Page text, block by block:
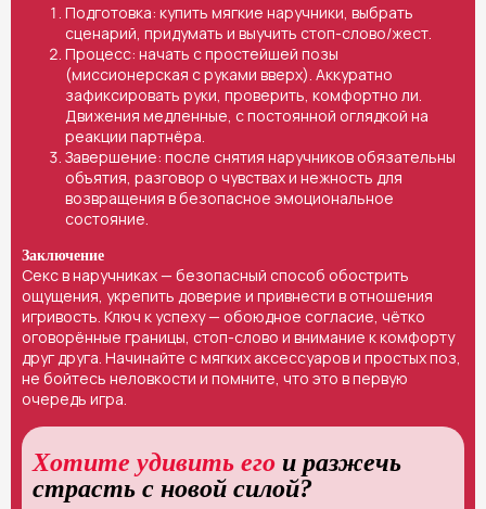
Подготовка: купить мягкие наручники, выбрать
сценарий, придумать и выучить стоп-слово/жест.
Процесс: начать с простейшей позы
(миссионерская с руками вверх). Аккуратно
зафиксировать руки, проверить, комфортно ли.
Движения медленные, с постоянной оглядкой на
реакции партнёра.
Завершение: после снятия наручников обязательны
объятия, разговор о чувствах и нежность для
возвращения в безопасное эмоциональное
состояние.
Заключение
Секс в наручниках — безопасный способ обострить
ощущения, укрепить доверие и привнести в отношения
игривость. Ключ к успеху — обоюдное согласие, чётко
оговорённые границы, стоп-слово и внимание к комфорту
друг друга. Начинайте с мягких аксессуаров и простых поз,
не бойтесь неловкости и помните, что это в первую
очередь игра.
Хотите удивить егои разжечь
страсть с новой силой?